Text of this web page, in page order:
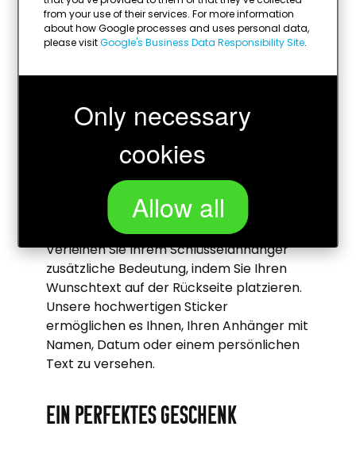
from your use of their services. For more information
about how Google processes and uses personal data,
please visitGoogle's Business Data Responsibility Site.
Only necessary
cookies
Allow all
Bild, Foto, Logo oder Emblem aus unserer
Sammlung von über 75 Standardmotiven.
Diese werden in hochwertiger Qualität
verleihen.
3. Wunschtext auf der Rückseite
Sie möchten personalisierte
Schlüsselanhänger mit Beschriftung?
Verleihen Sie Ihrem Schlüsselanhänger
zusätzliche Bedeutung, indem Sie Ihren
Wunschtext auf der Rückseite platzieren.
Unsere hochwertigen Sticker
ermöglichen es Ihnen, Ihren Anhänger mit
Namen, Datum oder einem persönlichen
Text zu versehen.
Ein perfektes Geschenk